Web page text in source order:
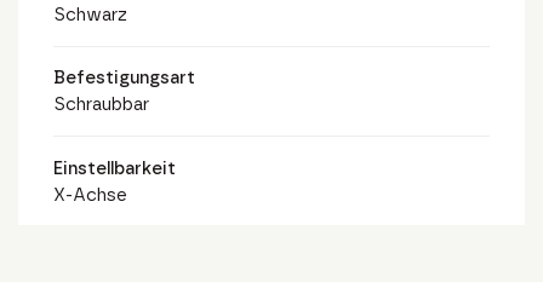
Schwarz
Befestigungsart
Schraubbar
Einstellbarkeit
X-Achse